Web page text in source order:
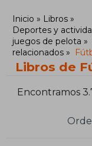
Inicio
Libros
Deportes y
juegos de pelota
relacionados
Libros de
Encontramos